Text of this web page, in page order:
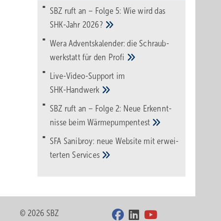
SBZ ruft an – Folge 5: Wie wird das
SHK-Jahr 2026?
Wera Adventskalender: die Schraub­
werk­statt für den Pro­fi
Live-Video-Support im
SHK-Handwerk
SBZ ruft an – Folge 2: Neue Erkennt­
nisse beimWärme­pumpen­test
SFA Sanibroy: neue Web­site mit erwei­
tertenServices
© 2026 SBZ